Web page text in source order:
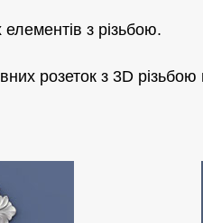
з різьбою.
розеток з 3D різьбою